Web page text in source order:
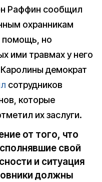
Раффин сообщил
охранникам
помощь, но
ими травмах у него
демократ
сотрудников
которые
их заслуги.
от того, что
свой
и ситуация
должны